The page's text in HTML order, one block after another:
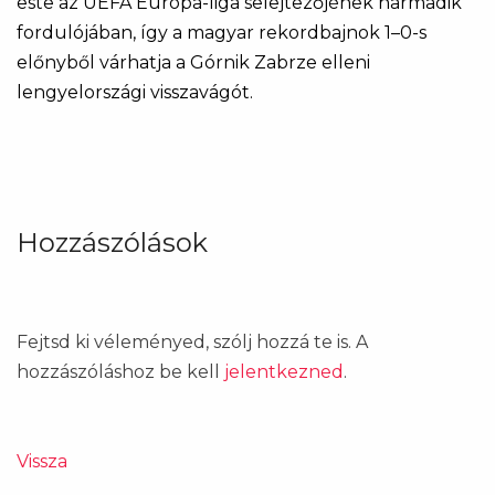
fordulójában, így a magyar rekordbajnok 1–0-s
előnyből várhatja a Górnik Zabrze elleni
lengyelországi visszavágót.
Hozzászólások
Fejtsd ki véleményed, szólj hozzá te is. A
hozzászóláshoz be kell jelentkezned .
Vissza